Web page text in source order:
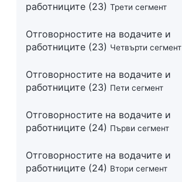
работниците (23) Трети сегмент
Отговорностите на водачите и
работниците (23) Четвърти сегмент
Отговорностите на водачите и
работниците (23) Пети сегмент
Отговорностите на водачите и
работниците (24) Първи сегмент
Отговорностите на водачите и
работниците (24) Втори сегмент